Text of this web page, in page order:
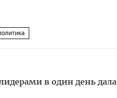
в один день дала